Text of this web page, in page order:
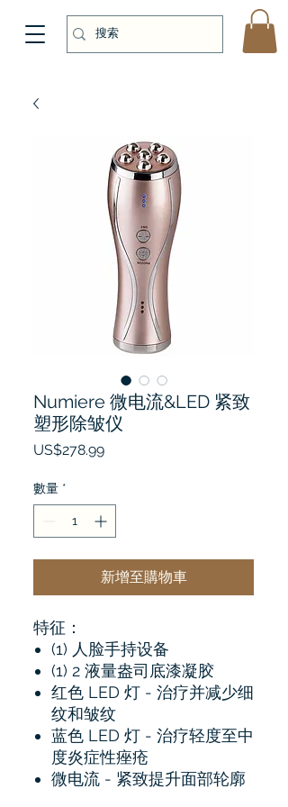
Numiere 微电流&LED 紧致
塑形除皱仪
US$278.99價
數量 *
新增至購物車
特征：
(1) 人脸手持设备
(1) 2 液量盎司底漆凝胶
红色 LED 灯 - 治疗并减少细
纹和皱纹
蓝色 LED 灯 - 治疗轻度至中
度炎症性痤疮
微电流 - 紧致提升面部轮廓